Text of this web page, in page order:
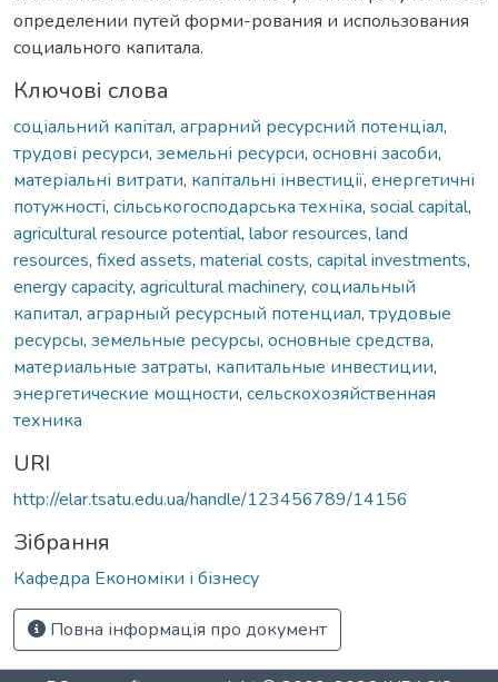
определении путей форми-рования и использования
социального капитала.
Ключові слова
соціальний капітал, аграрний ресурсний потенціал,
трудові ресурси, земельні ресурси, основні засоби,
матеріальні витрати, капітальні інвестиції, енергетичні
потужності, сільськогосподарська техніка, social capital,
agricultural resource potential, labor resources, land
resources, fixed assets, material costs, capital investments,
energy capacity, agricultural machinery, социальный
капитал, аграрный ресурсный потенциал, трудовые
ресурсы, земельные ресурсы, основные средства,
материальные затраты, капитальные инвестиции,
энергетические мощности, сельскохозяйственная
техника
URI
http://elar.tsatu.edu.ua/handle/123456789/14156
Зібрання
Кафедра Економіки і бізнесу
Повна інформація про документ